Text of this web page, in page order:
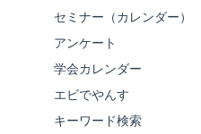
セミナー（カレンダー）
アンケート
学会カレンダー
エビでやんす
キーワード検索